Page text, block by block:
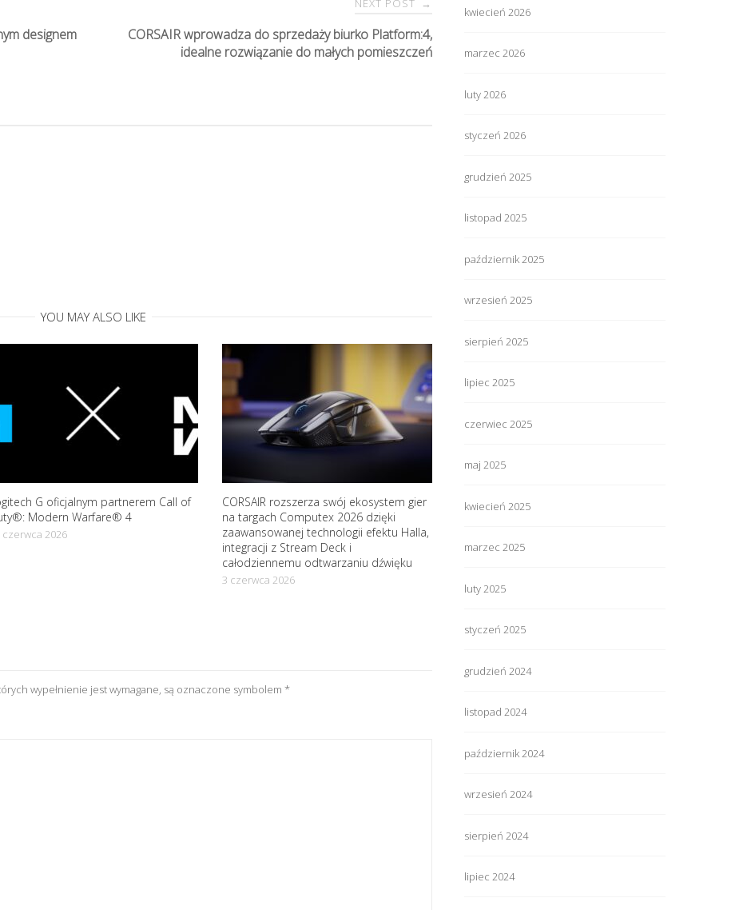
designem
NEXT POST →
CORSAIR wprowadza do sprzedaży biurko Platform:4,
idealne rozwiązanie do małych pomieszczeń
YOU MAY ALSO LIKE
G oficjalnym partnerem Call of
Modern Warfare® 4
czerwca 2026
CORSAIR rozszerza swój ekosystem gier
na targach Computex 2026 dzięki
zaawansowanej technologii efektu Halla,
integracji z Stream Deck i
całodziennemu odtwarzaniu dźwięku
3 czerwca 2026
wypełnienie jest wymagane, są oznaczone symbolem *
kwiecień 2026
marzec 2026
luty 2026
styczeń 2026
grudzień 2025
listopad 2025
październik 2025
wrzesień 2025
sierpień 2025
lipiec 2025
czerwiec 2025
maj 2025
kwiecień 2025
marzec 2025
luty 2025
styczeń 2025
grudzień 2024
listopad 2024
październik 2024
wrzesień 2024
sierpień 2024
lipiec 2024